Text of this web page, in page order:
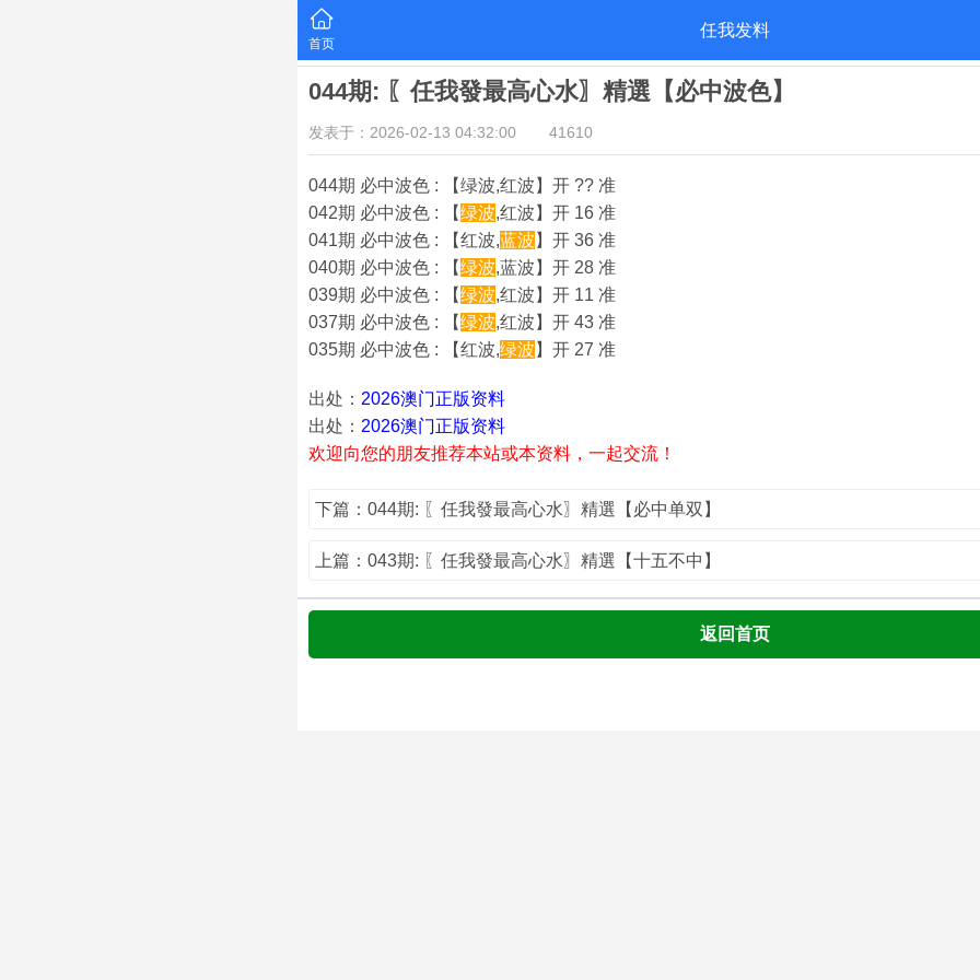
首页
任我发料
044期: 〖任我發最高心水〗精選【必中波色】
发表于：2026-02-13 04:32:00 41610
044期 必中波色 : 【绿波,红波】开 ?? 准
042期 必中波色 : 【绿波,红波】开 16 准
041期 必中波色 : 【红波,蓝波 】开 36 准
040期 必中波色 : 【绿波,蓝波】开 28 准
039期 必中波色 : 【绿波,红波】开 11 准
037期 必中波色 : 【绿波,红波】开 43 准
035期 必中波色 : 【红波,绿波 】开 27 准
出处： 2026澳门正版资料
出处： 2026澳门正版资料
欢迎向您的朋友推荐本站或本资料，一起交流！
下篇：044期: 〖任我發最高心水〗精選【必中单双】
上篇：043期: 〖任我發最高心水〗精選【十五不中】
返回首页